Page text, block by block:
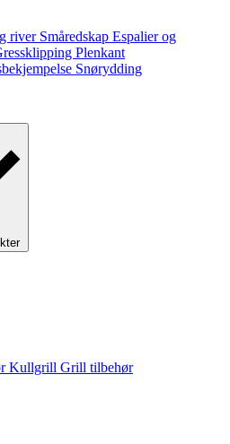
river Småredskap Espalier og
Plenkant
Snørydding
Kullgrill Grill tilbehør